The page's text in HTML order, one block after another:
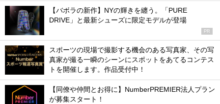
【バボラの新作】NYの輝きを纏う。「PURE
DRIVE」と最新シューズに限定モデルが登場
PR
スポーツの現場で撮影する機会のある写真家、その写
真家が撮る一瞬のシーンにスポットをあてるコンテス
トを開催します。作品受付中！
【同僚や仲間とお得に】NumberPREMIER法人プラン
が募集スタート！